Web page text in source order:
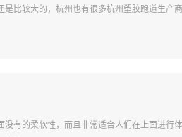
比较大的，杭州也有很多杭州塑胶跑道生产
有的柔软性，而且非常适合人们在上面进行